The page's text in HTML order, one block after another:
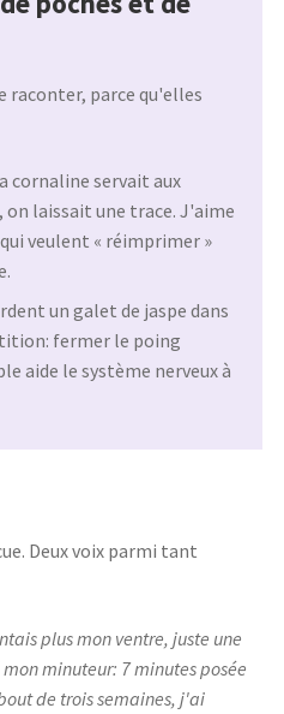
raconter, parce qu'elles
cornaline servait aux
laissait une trace. J'aime
veulent « réimprimer »
un galet de jaspe dans
fermer le poing
aide le système nerveux à
Deux voix parmi tant
plus mon ventre, juste une
minuteur: 7 minutes posée
de trois semaines, j'ai